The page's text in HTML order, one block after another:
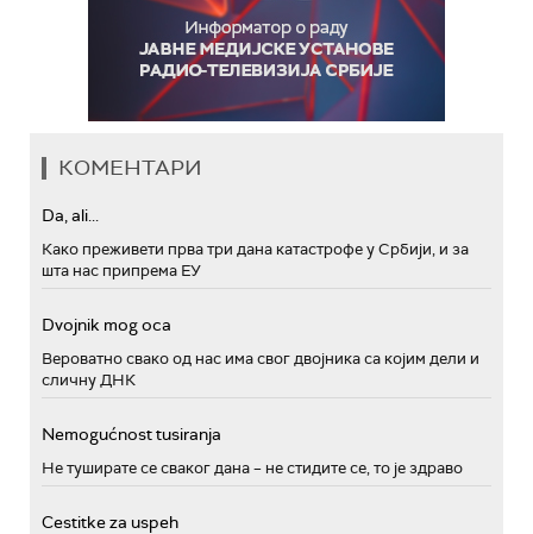
КОМЕНТАРИ
Da, ali...
Како преживети прва три дана катастрофе у Србији, и за
шта нас припрема ЕУ
Dvojnik mog oca
Вероватно свако од нас има свог двојника са којим дели и
сличну ДНК
Nemogućnost tusiranja
Не туширате се сваког дана – не стидите се, то је здраво
Cestitke za uspeh